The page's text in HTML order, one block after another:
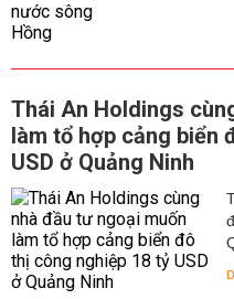
Thái An Holdings
làm tổ hợp cảng biển
USD ở Quảng Ninh